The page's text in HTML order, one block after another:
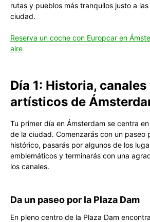
rutas y pueblos más tranquilos justo a
ciudad.
Reserva un coche con Europcar en
aire
Día 1: Historia,
artísticos de
Tu primer día en Ámsterdam se centra
de la ciudad. Comenzarás con un paseo
histórico, pasarás por algunos de los
emblemáticos y terminarás con una
los canales.
Da un paseo por la Plaza Dam
En pleno centro de la Plaza Dam